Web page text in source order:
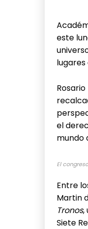
este
el
mundo
El
Entre
Martin
Tronos,
Siete